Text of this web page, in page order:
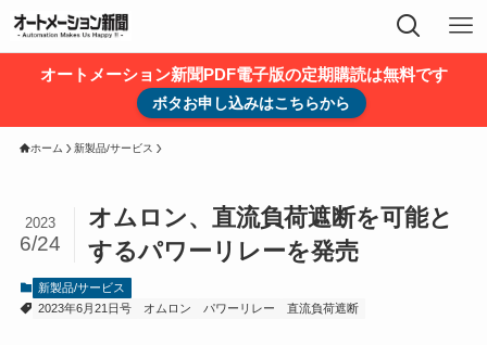
オートメーション新聞PDF電子版の定期購読は無料です
ボタお申し込みはこちらから
ホーム 新製品/サービス
オムロン、直流負荷遮断を可能と
するパワーリレーを発売
2023
6/24
新製品/サービス
2023年6月21日号
オムロン パワーリレー 直流負荷遮断